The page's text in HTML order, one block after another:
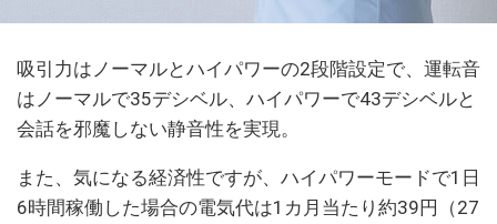
吸引力はノーマルとハイパワーの2段階設定で、運転音
はノーマルで35デシベル、ハイパワーで43デシベルと
会話を邪魔しない静音性を実現。
また、気になる経済性ですが、ハイパワーモードで1日
6時間稼働した場合の電気代は1カ月当たり約39円（27